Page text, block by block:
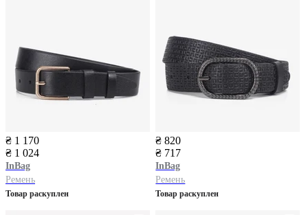
₴ 1 170
₴ 1 024
InBag
Ремень
Товар раскуплен
₴ 820
₴ 717
InBag
Ремень
Товар раскуплен